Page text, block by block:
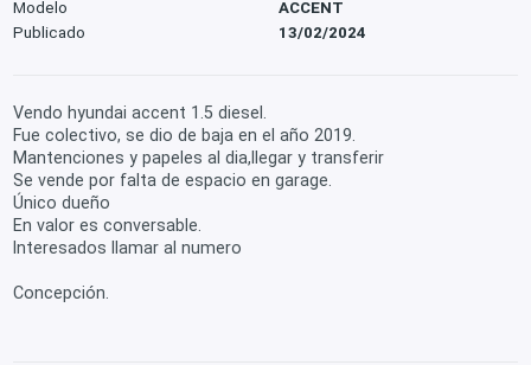
Modelo
ACCENT
Publicado
13/02/2024
Vendo hyundai accent 1.5 diesel.
Fue colectivo, se dio de baja en el año 2019.
Mantenciones y papeles al dia,llegar y transferir
Se vende por falta de espacio en garage.
Único dueño
En valor es conversable.
Interesados llamar al numero
Concepción.